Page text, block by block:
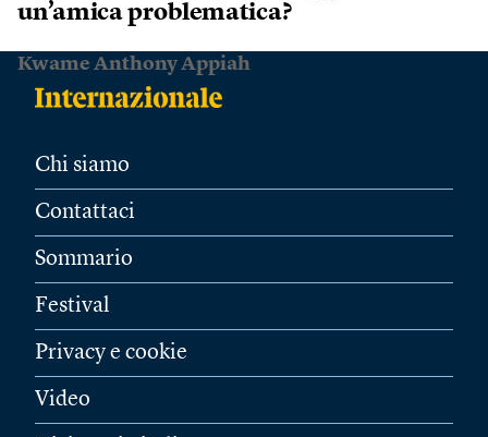
un’amica problematica?
Kwame Anthony Appiah
Chi siamo
Contattaci
Sommario
Festival
Privacy e cookie
Video